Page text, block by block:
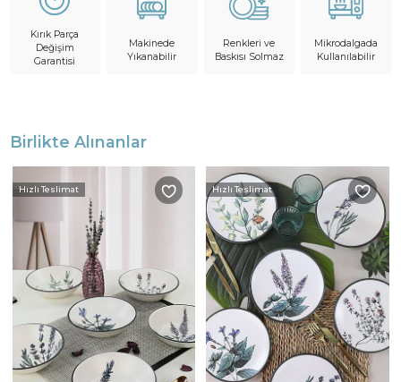
Kırık Parça
Değişim
Garantisi
Makinede
Yıkanabilir
Renkleri ve
Baskısı Solmaz
Mikrodalgada
Kullanılabilir
Birlikte Alınanlar
Hızlı Teslimat Hızlı Teslimat